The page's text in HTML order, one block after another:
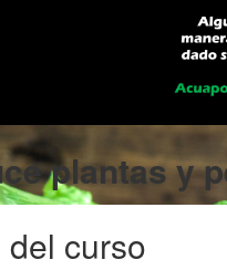
Mira
Encuentras algunas
plantas y
curso